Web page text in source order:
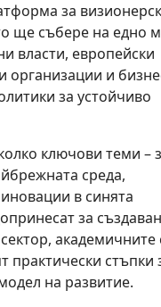
за
ще събере на едно
власти, европейски
организации и
за устойчиво
ключови теми –
среда,
в синята
за
академичните
практически стъпки
на развитие.